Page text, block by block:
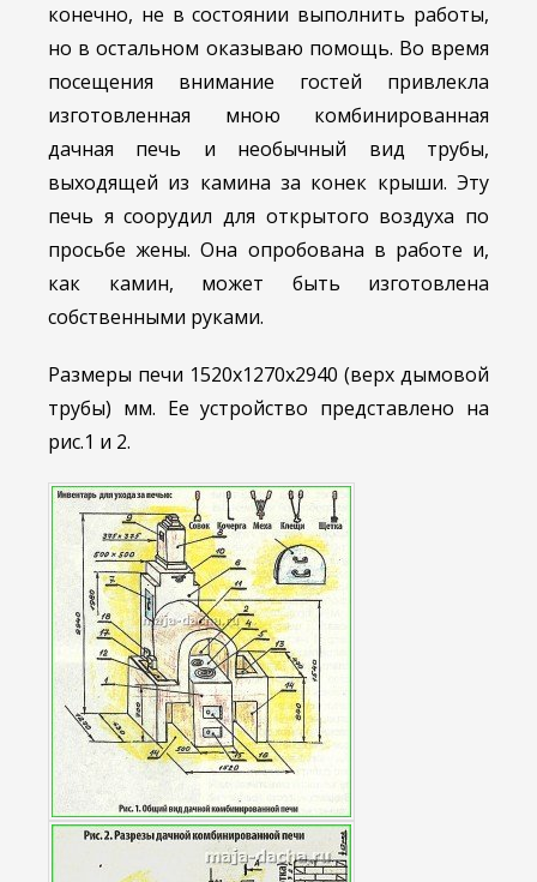
конечно, не в состоянии выполнить работы,
но в остальном оказываю помощь. Во время
посещения внимание гостей привлекла
изготовленная мною комбинированная
дачная печь и необычный вид трубы,
выходящей из камина за конек крыши. Эту
печь я соорудил для открытого воздуха по
просьбе жены. Она опробована в работе и,
как камин, может быть изготовлена
собственными руками.
Размеры печи 1520x1270x2940 (верх дымовой
трубы) мм. Ее устройство представлено на
рис.1 и 2.